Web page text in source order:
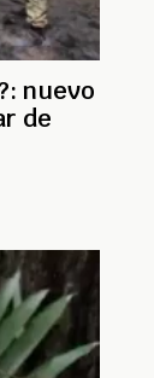
nuevo
de